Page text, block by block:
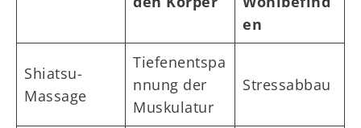
en
Shiatsu-
Massage
Tiefenentspa
nnung der
Muskulatur
Stressabbau